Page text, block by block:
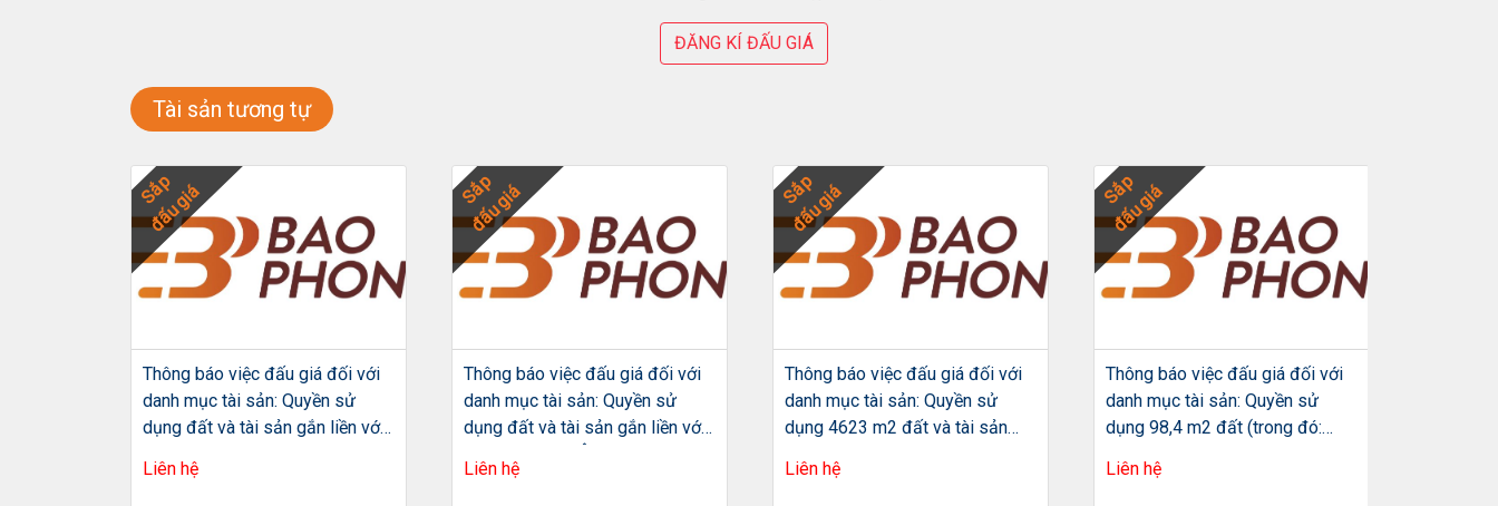
ĐĂNG KÍ ĐẤU GIÁ
Tài sản tương tự
Sắp
đấu giá
Thông báo việc đấu giá đối với
danh mục tài sản: Quyền sử
dụng đất và tài sản gắn liền với
đồ số 8, diện tích 160,9m2
Liên hệ
Sắp
đấu giá
Thông báo việc đấu giá đối với
danh mục tài sản: Quyền sử
dụng đất và tài sản gắn liền với
dự án khu ĐTM Tây Nam Hồ Linh
Liên hệ
Sắp
đấu giá
Thông báo việc đấu giá đối với
danh mục tài sản: Quyền sử
dụng 4623 m2 đất và tài sản
Lô N5B khu A2 khu đô thị mới
Liên hệ
Sắp
đấu giá
Thông báo việc đấu giá đối với
danh mục tài sản: Quyền sử
dụng 98,4 m2 đất (trong đó:
trồng cây hằng năm khác
Liên hệ